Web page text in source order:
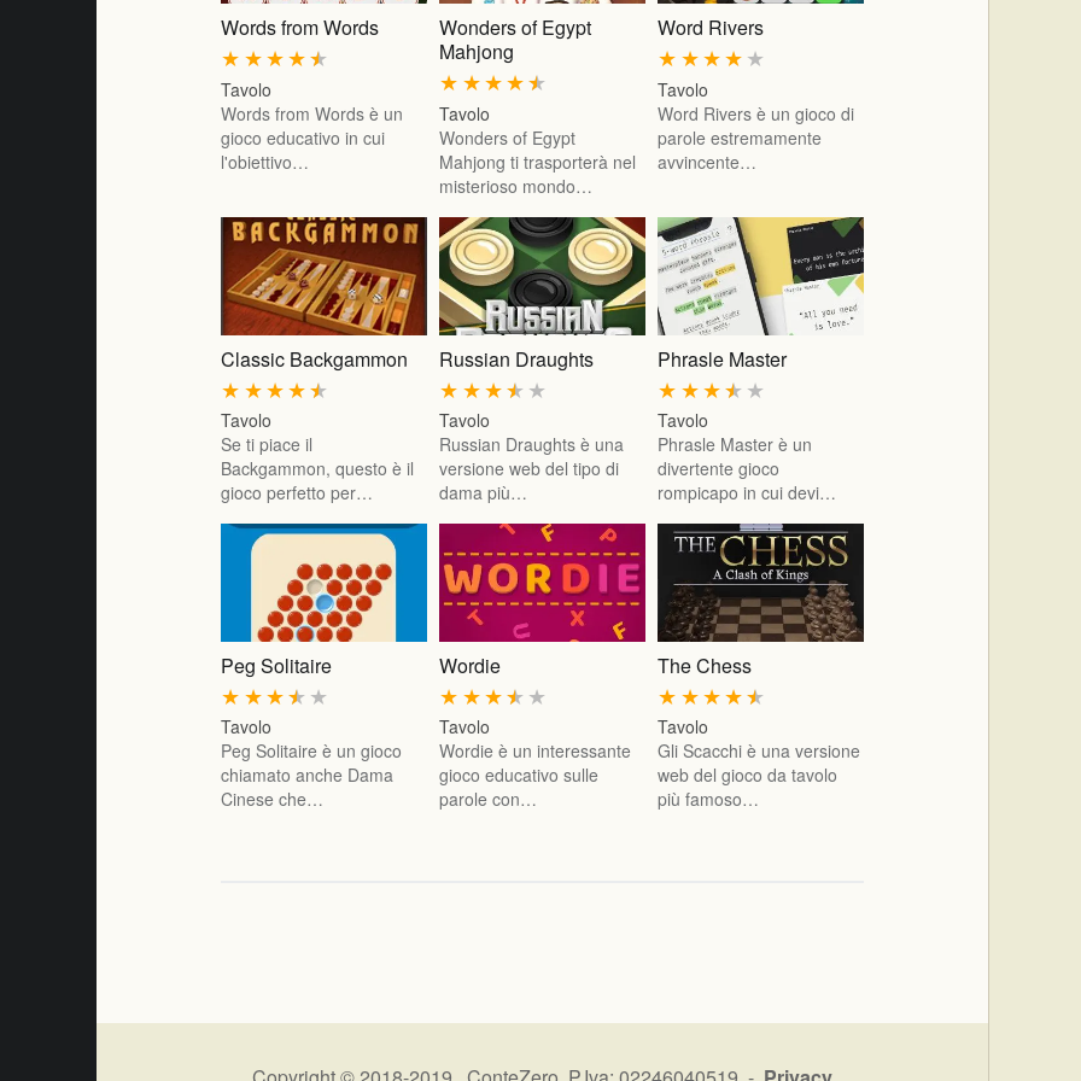
Words from Words
★
★
★
★
★
Tavolo
Words from Words è un
gioco educativo in cui
l'obiettivo…
Wonders of Egypt
Mahjong
★
★
★
★
★
Tavolo
Wonders of Egypt
Mahjong ti trasporterà nel
misterioso mondo…
Word Rivers
★
★
★
★
★
Tavolo
Word Rivers è un gioco di
parole estremamente
avvincente…
Classic Backgammon
★
★
★
★
★
Tavolo
Se ti piace il
Backgammon, questo è il
gioco perfetto per…
Russian Draughts
★
★
★
★
★
Tavolo
Russian Draughts è una
versione web del tipo di
dama più…
Phrasle Master
★
★
★
★
★
Tavolo
Phrasle Master è un
divertente gioco
rompicapo in cui devi…
Peg Solitaire
★
★
★
★
★
Tavolo
Peg Solitaire è un gioco
chiamato anche Dama
Cinese che…
Wordie
★
★
★
★
★
Tavolo
Wordie è un interessante
gioco educativo sulle
parole con…
The Chess
★
★
★
★
★
Tavolo
Gli Scacchi è una versione
web del gioco da tavolo
più famoso…